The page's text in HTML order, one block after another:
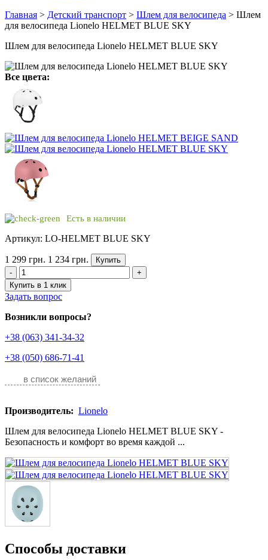
Главная > Детский транспорт > Шлем для велосипеда > Шлем
для велосипеда Lionelo HELMET BLUE SKY
Шлем для велосипеда Lionelo HELMET BLUE SKY
Все цвета:
Есть в наличии
Артикул: LO-HELMET BLUE SKY
1 299 грн. 1 234 грн.
Купить
-
+
Купить в 1 клик
Задать вопрос
Возникли вопросы?
+38 (063) 341-34-32
+38 (050) 686-71-41
в список желаний
Производитель: Lionelo
Шлем для велосипеда Lionelo HELMET BLUE SKY -
Безопасность и комфорт во время каждой ...
Способы доставки